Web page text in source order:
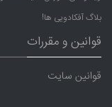
بلاگ آفکادویی ها!
قوانین و مقررات
قوانین سایت